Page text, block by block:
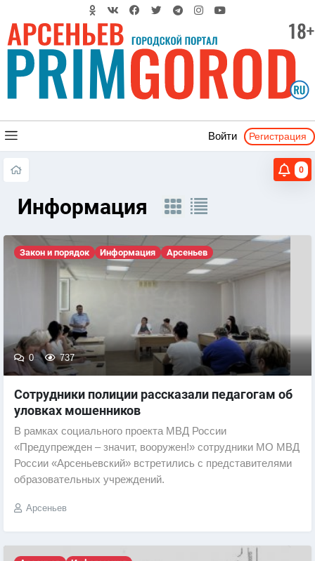
Войти Регистрация
0
Информация
Закон и порядок Информация Арсеньев
0 737
Сотрудники полиции рассказали педагогам об
уловках мошенников
В рамках социального проекта МВД России
«Предупрежден – значит, вооружен!» сотрудники МО МВД
России «Арсеньевский» встретились с представителями
образовательных учреждений.
Арсеньев